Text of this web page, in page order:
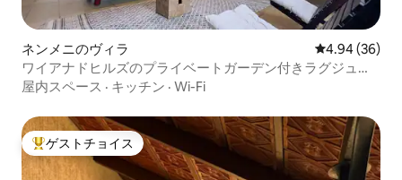
ネンメニのヴィラ レビュー36
4.94 (36)
ワイアナドヒルズのプライベートガーデン付きラグジュア
リーヴィラ
屋内スペース · キッチン · Wi-Fi
大好評のゲストチョイスです。
ゲストチョイス